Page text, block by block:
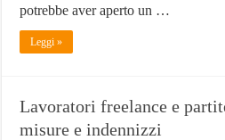
potrebbe aver aperto un …
Leggi »
Lavoratori freelance e
misure e indennizzi